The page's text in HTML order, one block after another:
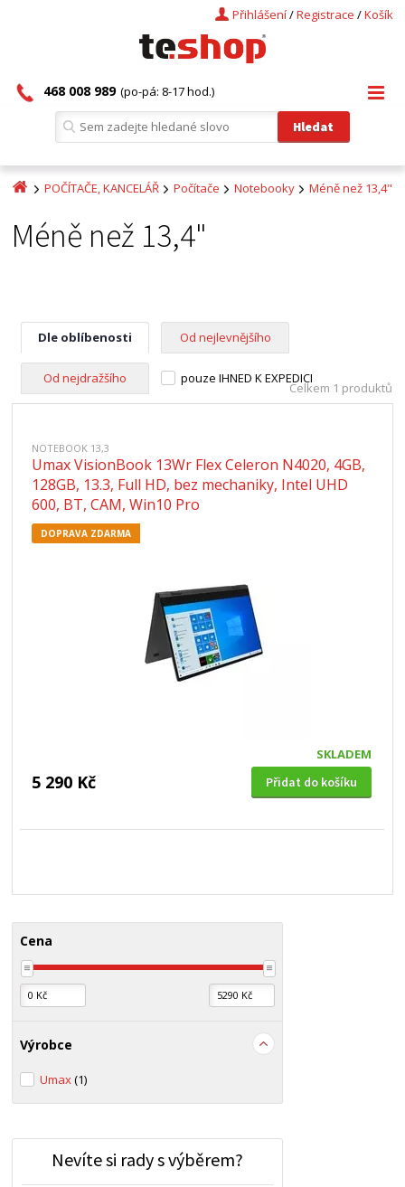
Košík
/
Registrace
/
Přihlášení
468 008 989 (po-pá: 8-17 hod.)
POČÍTAČE, KANCELÁŘ Počítače Notebooky Méně než 13,4"
Méně než 13,4"
Dle oblíbenosti Od nejlevnějšího
Od nejdražšího pouze IHNED K EXPEDICI
Celkem 1 produktů
NOTEBOOK 13,3
Umax VisionBook 13Wr Flex Celeron N4020, 4GB,
128GB, 13.3, Full HD, bez mechaniky, Intel UHD
600, BT, CAM, Win10 Pro
DOPRAVA ZDARMA
SKLADEM
5 290 Kč Přidat do košíku
Cena
Výrobce
Umax(1)
Nevíte si rady s výběrem?